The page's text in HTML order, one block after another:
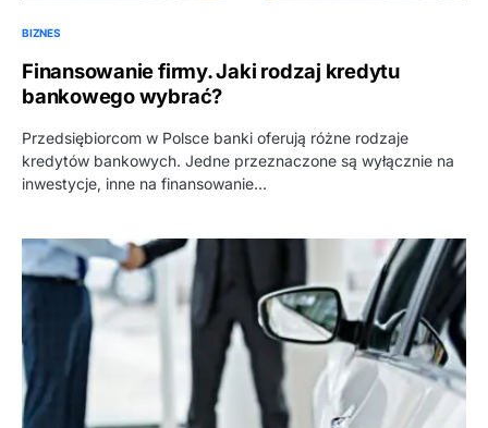
BIZNES
Finansowanie firmy. Jaki rodzaj kredytu
bankowego wybrać?
Przedsiębiorcom w Polsce banki oferują różne rodzaje
kredytów bankowych. Jedne przeznaczone są wyłącznie na
inwestycje, inne na finansowanie…